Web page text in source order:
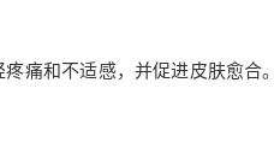
痛和不适感，并促进皮肤愈合